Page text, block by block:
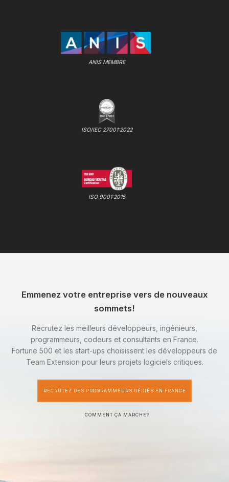
ANIS MEMBRE
ISO/IEC 27001:2022
ISO 9001:2015
Emmenez votre entreprise vers de nouveaux
sommets!
Recrutez les meilleurs développeurs, ingénieurs,
programmeurs, codeurs et consultants en France.
Fortune 500 et les start-ups choisissent les développeurs de
Team Extension pour leurs projets logiciels critiques.
RECRUTEZ DES PROGRAMMEURS DÉDIÉS EN FRANCE
COMMENT ÇA MARCHE?